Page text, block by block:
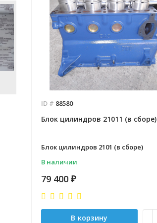
Отправлено - 2026-08-04
ID # 88580
Блок цилиндров 21011 (в сборе)
Блок цилиндров 2101 (в сборе)
В наличии
79 400 ₽
В корзину